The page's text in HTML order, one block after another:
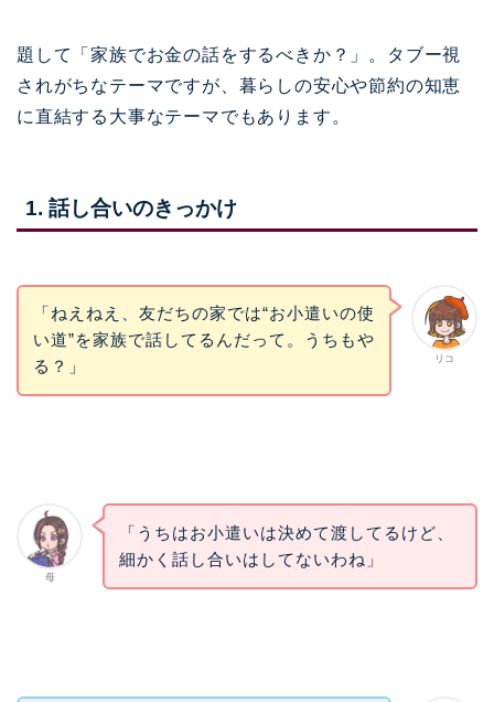
題して「家族でお金の話をするべきか？」。タブー視
されがちなテーマですが、暮らしの安心や節約の知恵
に直結する大事なテーマでもあります。
1. 話し合いのきっかけ
リコ
「ねえねえ、友だちの家では“お小遣いの使
い道”を家族で話してるんだって。うちもや
る？」
母
「うちはお小遣いは決めて渡してるけど、
細かく話し合いはしてないわね」